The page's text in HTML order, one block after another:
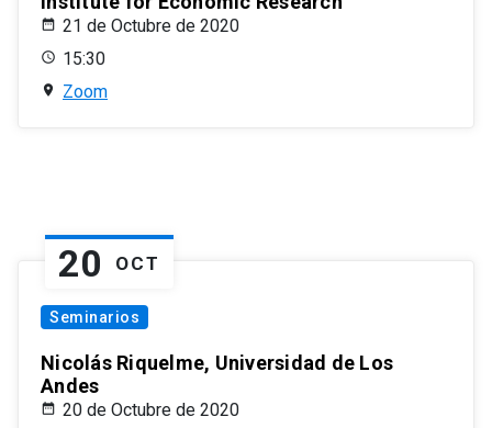
21 de Octubre de 2020
15:30
Zoom
20 OCT
Seminarios
Nicolás Riquelme, Universidad de Los
Andes
20 de Octubre de 2020